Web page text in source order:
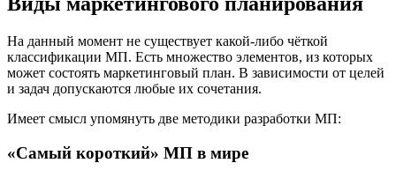
На данный момент не существует какой-либо чёткой
классификации МП. Есть множество элементов, из которых
может состоять маркетинговый план. В зависимости от целей
и задач допускаются любые их сочетания.
Имеет смысл упомянуть две методики разработки МП:
«Самый короткий» МП в мире